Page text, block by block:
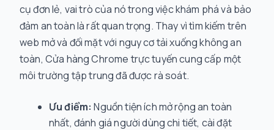
cụ đơn lẻ, vai trò của nó trong việc khám phá và bảo
đảm an toàn là rất quan trọng. Thay vì tìm kiếm trên
web mở và đối mặt với nguy cơ tải xuống không an
toàn, Cửa hàng Chrome trực tuyến cung cấp một
môi trường tập trung đã được rà soát.
Ưu điểm: Nguồn tiện ích mở rộng an toàn
nhất, đánh giá người dùng chi tiết, cài đặt